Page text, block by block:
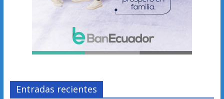
Entradas recientes